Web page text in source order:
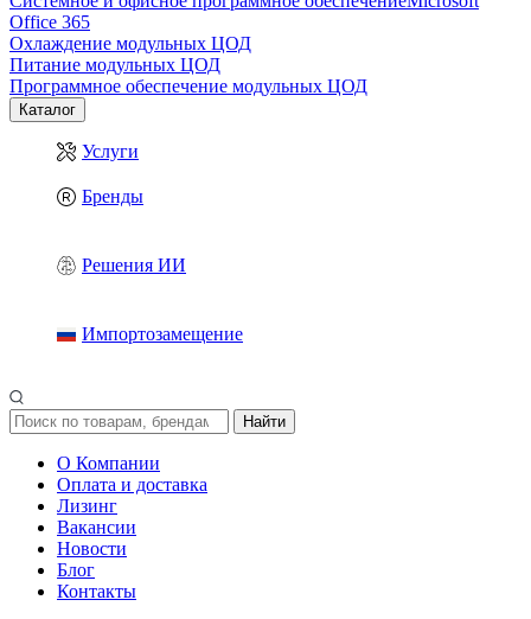
Office 365
Охлаждение модульных ЦОД
Питание модульных ЦОД
Программное обеспечение модульных ЦОД
Каталог
Услуги
Бренды
Решения ИИ
Импортозамещение
Найти
О Компании
Оплата и доставка
Лизинг
Вакансии
Новости
Блог
Контакты